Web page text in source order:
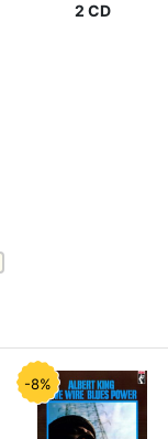
2 CD
-8%